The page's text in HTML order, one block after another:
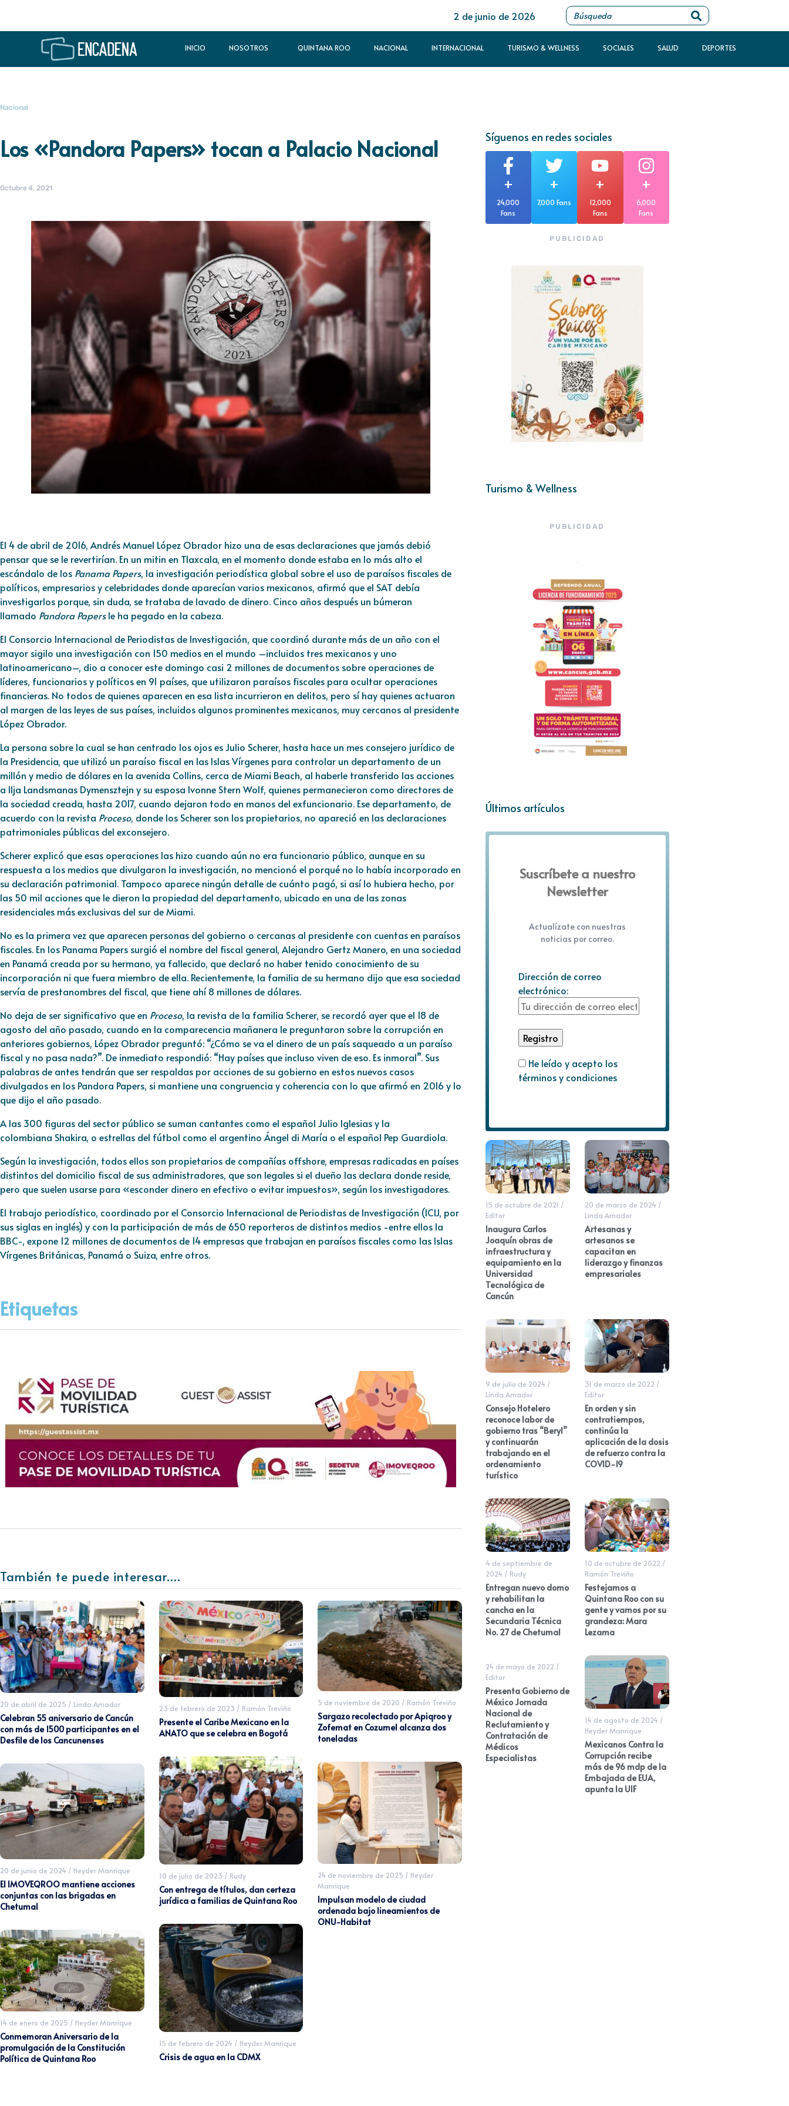
2 de junio de 2026
INICIO NOSOTROS QUINTANA ROO NACIONAL INTERNACIONAL TURISMO & WELLNESS SOCIALES SALUD DEPORTES
Nacional
Los «Pandora Papers» tocan a Palacio Nacional
Octubre 4, 2021
El 4 de abril de 2016, Andrés Manuel López Obrador hizo una de esas declaraciones que jamás debió
pensar que se le revertirían. En un mitin en Tlaxcala, en el momento donde estaba en lo más alto el
escándalo de los Panama Papers, la investigación periodística global sobre el uso de paraísos fiscales de
políticos, empresarios y celebridades donde aparecían varios mexicanos, afirmó que el SAT debía
investigarlos porque, sin duda, se trataba de lavado de dinero. Cinco años después un búmeran
llamado Pandora Papersle ha pegado en la cabeza.
El Consorcio Internacional de Periodistas de Investigación, que coordinó durante más de un año con el
mayor sigilo una investigación con 150 medios en el mundo –incluidos tres mexicanos y uno
latinoamericano–, dio a conocer este domingo casi 2 millones de documentos sobre operaciones de
líderes, funcionarios y políticos en 91 países, que utilizaron paraísos fiscales para ocultar operaciones
financieras. No todos de quienes aparecen en esa lista incurrieron en delitos, pero sí hay quienes actuaron
al margen de las leyes de sus países, incluidos algunos prominentes mexicanos, muy cercanos al presidente
López Obrador.
La persona sobre la cual se han centrado los ojos es Julio Scherer, hasta hace un mes consejero jurídico de
la Presidencia, que utilizó un paraíso fiscal en las Islas Vírgenes para controlar un departamento de un
millón y medio de dólares en la avenida Collins, cerca de Miami Beach, al haberle transferido las acciones
a Ilja Landsmanas Dymensztejn y su esposa Ivonne Stern Wolf, quienes permanecieron como directores de
la sociedad creada, hasta 2017, cuando dejaron todo en manos del exfuncionario. Ese departamento, de
acuerdo con la revista Proceso, donde los Scherer son los propietarios, no apareció en las declaraciones
patrimoniales públicas del exconsejero.
Scherer explicó que esas operaciones las hizo cuando aún no era funcionario público, aunque en su
respuesta a los medios que divulgaron la investigación, no mencionó el porqué no lo había incorporado en
su declaración patrimonial. Tampoco aparece ningún detalle de cuánto pagó, si así lo hubiera hecho, por
las 50 mil acciones que le dieron la propiedad del departamento, ubicado en una de las zonas
residenciales más exclusivas del sur de Miami.
No es la primera vez que aparecen personas del gobierno o cercanas al presidente con cuentas en paraísos
fiscales. En los Panama Papers surgió el nombre del fiscal general, Alejandro Gertz Manero, en una sociedad
en Panamá creada por su hermano, ya fallecido, que declaró no haber tenido conocimiento de su
incorporación ni que fuera miembro de ella. Recientemente, la familia de su hermano dijo que esa sociedad
servía de prestanombres del fiscal, que tiene ahí 8 millones de dólares.
No deja de ser significativo que en Proceso, la revista de la familia Scherer, se recordó ayer que el 18 de
agosto del año pasado, cuando en la comparecencia mañanera le preguntaron sobre la corrupción en
anteriores gobiernos, López Obrador preguntó: “¿Cómo se va el dinero de un país saqueado a un paraíso
fiscal y no pasa nada?”. De inmediato respondió: “Hay países que incluso viven de eso. Es inmoral”. Sus
palabras de antes tendrán que ser respaldas por acciones de su gobierno en estos nuevos casos
divulgados en los Pandora Papers, si mantiene una congruencia y coherencia con lo que afirmó en 2016 y lo
que dijo el año pasado.
A las 300 figuras del sector público se suman cantantes como el español Julio Iglesias y la
colombiana Shakira, o estrellas del fútbol como el argentino Ángel di María o el español Pep Guardiola.
Según la investigación, todos ellos son propietarios de compañías offshore, empresas radicadas en países
distintos del domicilio fiscal de sus administradores, que son legales si el dueño las declara donde reside,
pero que suelen usarse para «esconder dinero en efectivo o evitar impuestos», según los investigadores.
El trabajo periodístico, coordinado por el Consorcio Internacional de Periodistas de Investigación (ICIJ, por
sus siglas en inglés) y con la participación de más de 650 reporteros de distintos medios -entre ellos la
BBC-, expone 12 millones de documentos de 14 empresas que trabajan en paraísos fiscales como las Islas
Vírgenes Británicas, Panamá o Suiza, entre otros.
Etiquetas
También te puede interesar....
20 de abril de 2025 / Linda Amador
Celebran 55 aniversario de Cancún
con más de 1500 participantes en el
Desfile de los Cancunenses
20 de junio de 2024 / Heyder Manrique
El IMOVEQROO mantiene acciones
conjuntas con las brigadas en
Chetumal
14 de enero de 2025 / Heyder Manrique
Conmemoran Aniversario de la
promulgación de la Constitución
Política de Quintana Roo
23 de febrero de 2023 / Ramón Treviño
Presente el Caribe Mexicano en la
ANATO que se celebra en Bogotá
10 de julio de 2023 / Rudy
Con entrega de títulos, dan certeza
jurídica a familias de Quintana Roo
15 de febrero de 2024 / Heyder Manrique
Crisis de agua en la CDMX
5 de noviembre de 2020 / Ramón Treviño
Sargazo recolectado por Apiqroo y
Zofemat en Cozumel alcanza dos
toneladas
24 de noviembre de 2025 / Heyder
Manrique
Impulsan modelo de ciudad
ordenada bajo lineamientos de
ONU-Habitat
Síguenos en redes sociales
+
24,000
Fans
+
7,000 Fans
+
12,000
Fans
+
6,000
Fans
PUBLICIDAD
Turismo & Wellness
PUBLICIDAD
Últimos artículos
Suscríbete a nuestro
Newsletter
Actualízate con nuestras
noticias por correo.
Dirección de correo
electrónico:
He leído y acepto los
términos y condiciones
15 de octubre de 2021 /
Editor
Inaugura Carlos
Joaquín obras de
infraestructura y
equipamiento en la
Universidad
Tecnológica de
Cancún
20 de marzo de 2024 /
Linda Amador
Artesanas y
artesanos se
capacitan en
liderazgo y finanzas
empresariales
9 de julio de 2024 /
Linda Amador
Consejo Hotelero
reconoce labor de
gobierno tras “Beryl”
y continuarán
trabajando en el
ordenamiento
turístico
31 de marzo de 2022 /
Editor
En orden y sin
contratiempos,
continúa la
aplicación de la dosis
de refuerzo contra la
COVID-19
4 de septiembre de
2024 / Rudy
Entregan nuevo domo
y rehabilitan la
cancha en la
Secundaria Técnica
No. 27 de Chetumal
10 de octubre de 2022 /
Ramón Treviño
Festejamos a
Quintana Roo con su
gente y vamos por su
grandeza: Mara
Lezama
24 de mayo de 2022 /
Editor
Presenta Gobierno de
México Jornada
Nacional de
Reclutamiento y
Contratación de
Médicos
Especialistas
14 de agosto de 2024 /
Heyder Manrique
Mexicanos Contra la
Corrupción recibe
más de 96 mdp de la
Embajada de EUA,
apunta la UIF